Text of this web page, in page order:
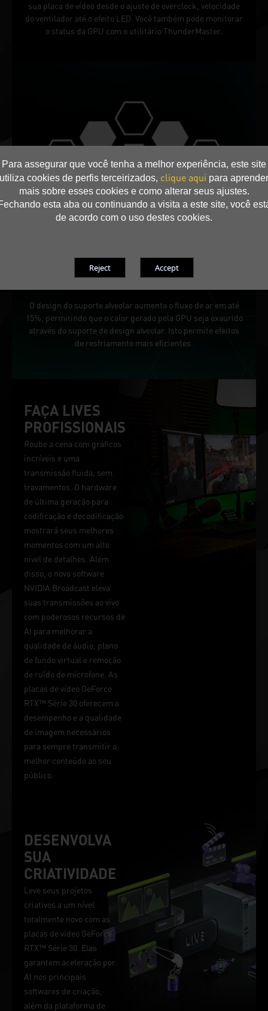
Para assegurar que você tenha a melhor experiência, este site
utiliza cookies de perfis terceirizados, clique aqui para aprender
mais sobre esses cookies e como alterar seus ajustes.
esta aba ou continuando a visita a este site, você
de acordo com o uso destes cookies.
sua placa de vídeo desde o ajuste de overclock, velocidade
do ventilador até o efeito LED. Você também pode monitorar
o status da GPU com o utilitário ThunderMaster.
Honeycomb Bracket
O design do suporte alveolar aumenta o fluxo de ar em até
15%, permitindo que o calor gerado pela GPU seja exaurido
através do suporte de design alveolar. Isto permite efeitos
de resfriamento mais eficientes.
FAÇA LIVES
PROFISSIONAIS
Roube a cena com gráficos
incríveis e uma
transmissão fluida, sem
travamentos. O hardware
de última geração para
codificação e decodificação
mostrará seus melhores
momentos com um alto
nível de detalhes. Além
disso, o novo software
NVIDIA Broadcast eleva
suas transmissões ao vivo
com poderosos recursos de
AI para melhorar a
qualidade de áudio, plano
de fundo virtual e remoção
de ruído de microfone. As
placas de vídeo GeForce
RTX™ Série 30 oferecem o
desempenho e a qualidade
de imagem necessários
para sempre transmitir o
melhor conteúdo ao seu
público.
DESENVOLVA
SUA
CRIATIVIDADE
Leve seus projetos
criativos a um nível
totalmente novo com as
placas de vídeo GeForce
RTX™ Série 30. Elas
garantem aceleração por
AI nos principais
softwares de criação,
além da plataforma de